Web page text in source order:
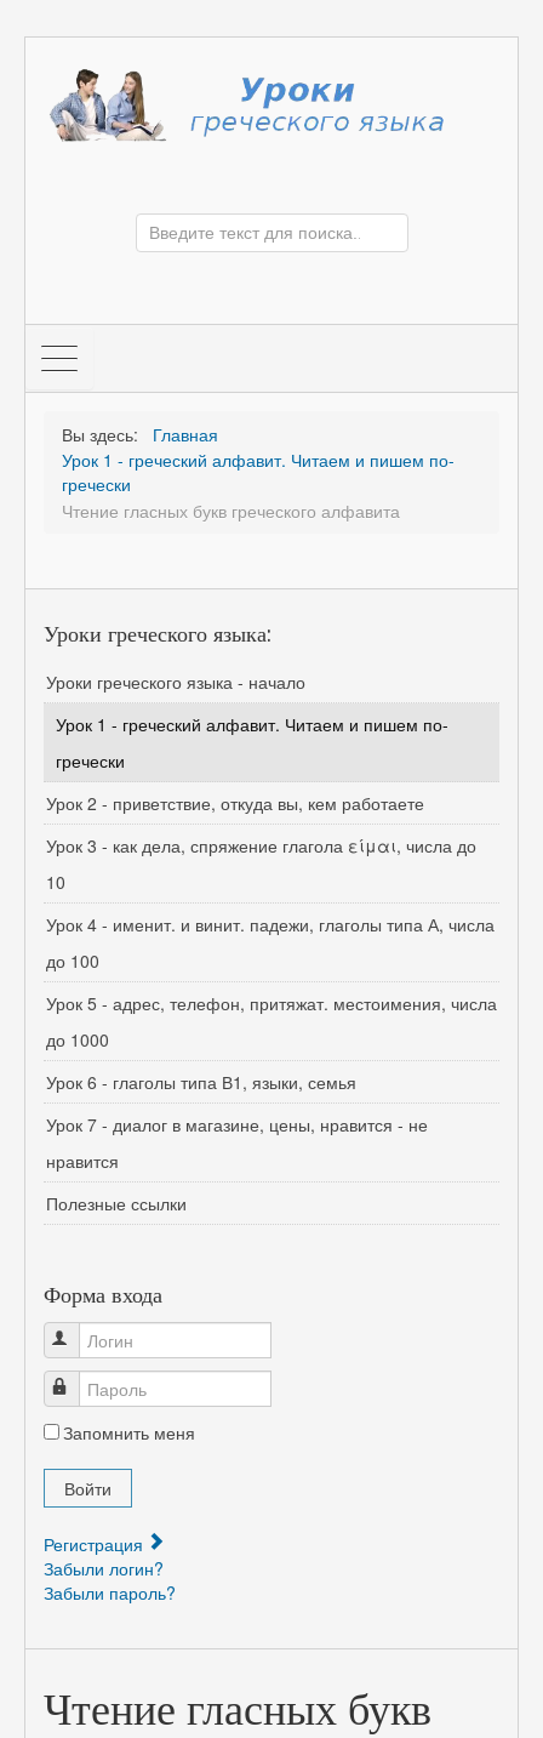
Вы здесь:
Главная
Урок 1 - греческий алфавит. Читаем и пишем по-
гречески
Чтение гласных букв греческого алфавита
Уроки греческого языка:
Уроки греческого языка - начало
Урок 1 - греческий алфавит. Читаем и пишем по-
гречески
Урок 2 - приветствие, откуда вы, кем работаете
Урок 3 - как дела, спряжение глагола είμαι, числа до
10
Урок 4 - именит. и винит. падежи, глаголы типа А, числа
до 100
Урок 5 - адрес, телефон, притяжат. местоимения, числа
до 1000
Урок 6 - глаголы типа В1, языки, семья
Урок 7 - диалог в магазине, цены, нравится - не
нравится
Полезные ссылки
Форма входа
Логин
Пароль
Запомнить меня
Войти
Регистрация
Забыли логин?
Забыли пароль?
Чтение гласных букв